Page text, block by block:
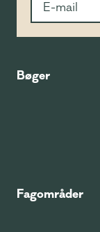
Bøger
Fagområder